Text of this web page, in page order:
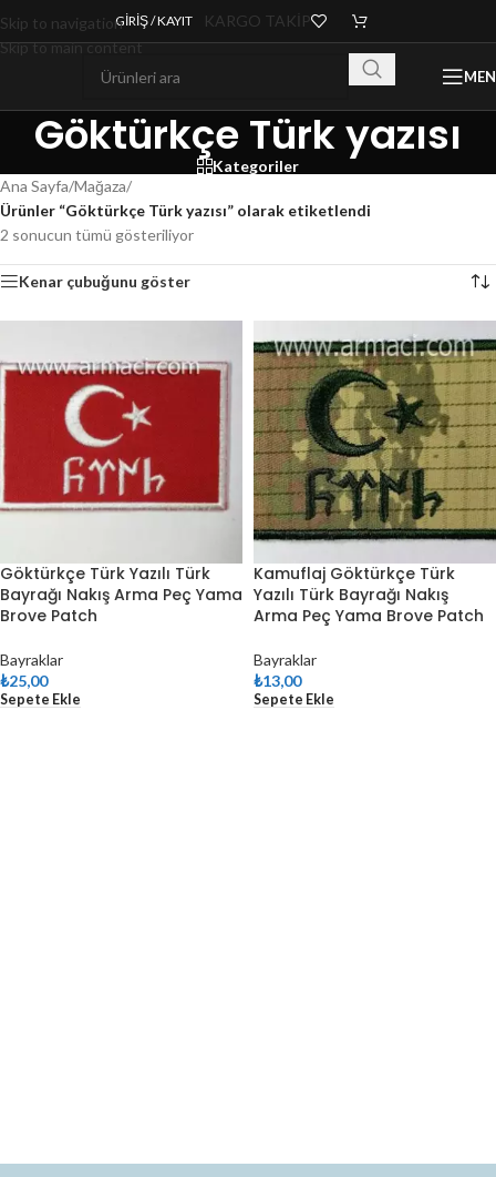
Skip to navigation
Skip to main content
GIRIŞ / KAYIT KARGO TAKİP
Göktürkçe Türk yazısı
Kategoriler
Ana Sayfa/Mağaza/
Ürünler “Göktürkçe Türk yazısı” olarak etiketlendi
2 sonucun tümü gösteriliyor
Kenar çubuğunu göster
Göktürkçe Türk Yazılı Türk
Bayrağı Nakış Arma Peç Yama
Brove Patch
Bayraklar
₺25,00
Sepete Ekle
Kamuflaj Göktürkçe Türk
Yazılı Türk Bayrağı Nakış
Arma Peç Yama Brove Patch
Bayraklar
₺13,00
Sepete Ekle